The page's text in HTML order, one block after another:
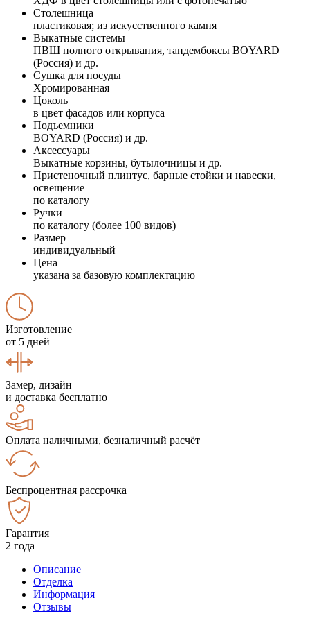
Столешница
пластиковая; из искусственного камня
Выкатные системы
ПВШ полного открывания, тандембоксы BOYARD
(Россия) и др.
Сушка для посуды
Хромированная
Цоколь
в цвет фасадов или корпуса
Подъемники
BOYARD (Россия) и др.
Аксессуары
Выкатные корзины, бутылочницы и др.
Пристеночный плинтус, барные стойки и навески,
освещение
по каталогу
Ручки
по каталогу (более 100 видов)
Размер
индивидуальный
Цена
указана за базовую комплектацию
Изготовление
от 5 дней
Замер, дизайн
и доставка бесплатно
Оплата наличными, безналичный расчёт
Беспроцентная рассрочка
Гарантия
2 года
Описание
Отделка
Информация
Отзывы